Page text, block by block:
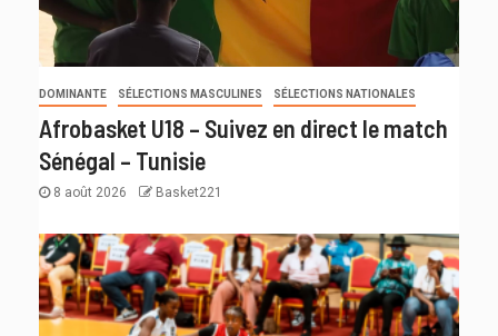
DOMINANTE SÉLECTIONS MASCULINES SÉLECTIONS NATIONALES
Afrobasket U18 – Suivez en direct le match
Sénégal – Tunisie
8 août 2026 Basket221